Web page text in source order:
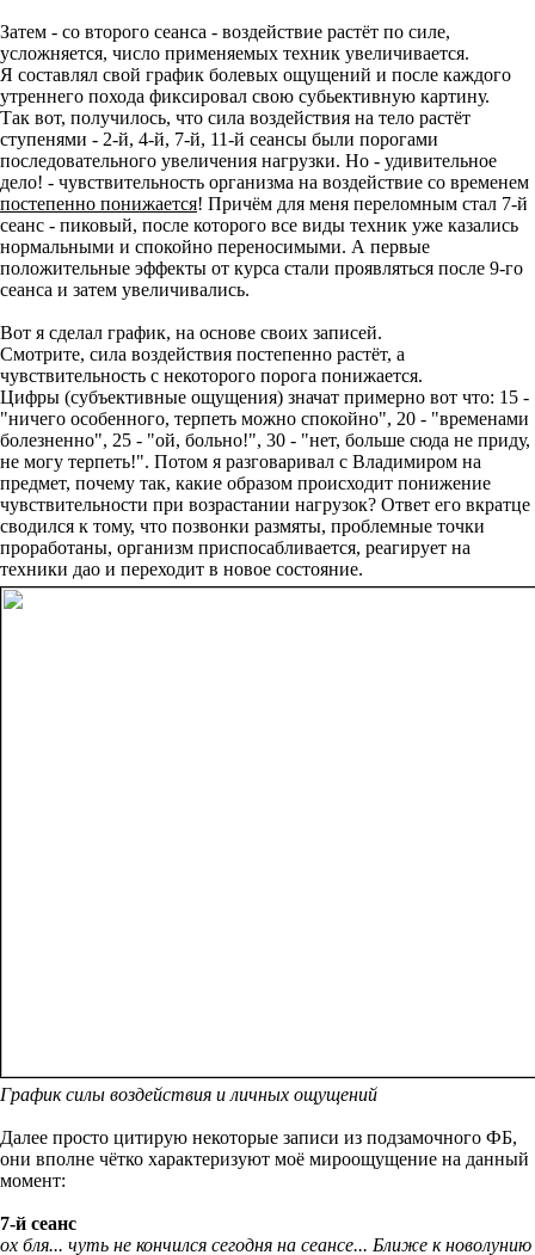
Затем - со второго сеанса - воздействие растёт по силе,
усложняется, число применяемых техник увеличивается.
Я составлял свой график болевых ощущений и после каждого
утреннего похода фиксировал свою субьективную картину.
Так вот, получилось, что сила воздействия на тело растёт
ступенями - 2-й, 4-й, 7-й, 11-й сеансы были порогами
последовательного увеличения нагрузки. Но - удивительное
дело! - чувствительность организма на воздействие со временем
постепенно понижается! Причём для меня переломным стал 7-й
сеанс - пиковый, после которого все виды техник уже казались
нормальными и спокойно переносимыми. А первые
положительные эффекты от курса стали проявляться после 9-го
сеанса и затем увеличивались.
Вот я сделал график, на основе своих записей.
Смотрите, сила воздействия постепенно растёт, а
чувствительность с некоторого порога понижается.
Цифры (субъективные ощущения) значат примерно вот что: 15 -
"ничего особенного, терпеть можно спокойно", 20 - "временами
болезненно", 25 - "ой, больно!", 30 - "нет, больше сюда не приду,
не могу терпеть!". Потом я разговаривал с Владимиром на
предмет, почему так, какие образом происходит понижение
чувствительности при возрастании нагрузок? Ответ его вкратце
сводился к тому, что позвонки размяты, проблемные точки
проработаны, организм приспосабливается, реагирует на
техники дао и переходит в новое состояние.
График силы воздействия и личных ощущений
Далее просто цитирую некоторые записи из подзамочного ФБ,
они вполне чётко характеризуют моё мироощущение на данный
момент:
7-й сеанс
ох бля... чуть не кончился сегодня на сеансе... Ближе к новолунию